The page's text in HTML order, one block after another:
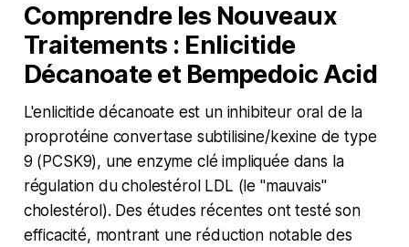
Comprendre les Nouveaux
Traitements : Enlicitide
Décanoate et Bempedoic Acid
L'enlicitide décanoate est un inhibiteur oral de la
proprotéine convertase subtilisine/kexine de type
9 (PCSK9), une enzyme clé impliquée dans la
régulation du cholestérol LDL (le "mauvais"
cholestérol). Des études récentes ont testé son
efficacité, montrant une réduction notable des